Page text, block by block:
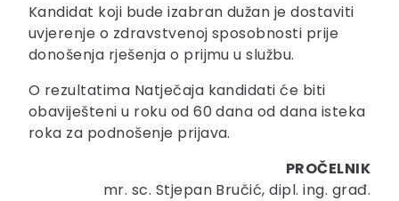
Kandidat koji bude izabran dužan je dostaviti
uvjerenje o zdravstvenoj sposobnosti prije
donošenja rješenja o prijmu u službu.
O rezultatima Natječaja kandidati će biti
obaviješteni u roku od 60 dana od dana isteka
roka za podnošenje prijava.
PROČELNIK
mr. sc. Stjepan Bručić, dipl. ing. građ.